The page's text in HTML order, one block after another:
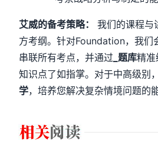
艾威的备考策略：
我们的课程与
方考纲。针对Foundation，我们
串联所有考点，并通过 _题库精
知识点了如指掌。对于中高级别
学，培养您解决复杂情境问题的能